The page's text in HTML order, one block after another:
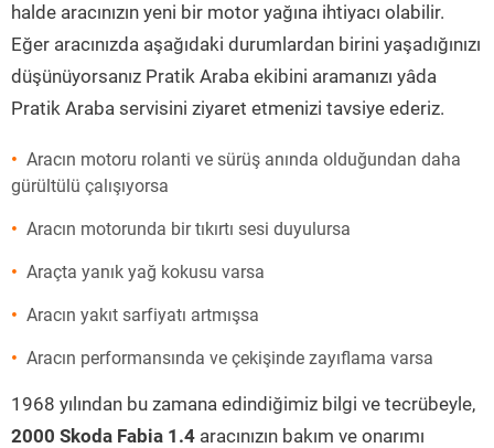
halde aracınızın yeni bir motor yağına ihtiyacı olabilir.
Eğer aracınızda aşağıdaki durumlardan birini yaşadığınızı
düşünüyorsanız Pratik Araba ekibini aramanızı yâda
Pratik Araba servisini ziyaret etmenizi tavsiye ederiz.
Aracın motoru rolanti ve sürüş anında olduğundan daha
gürültülü çalışıyorsa
Aracın motorunda bir tıkırtı sesi duyulursa
Araçta yanık yağ kokusu varsa
Aracın yakıt sarfiyatı artmışsa
Aracın performansında ve çekişinde zayıflama varsa
1968 yılından bu zamana edindiğimiz bilgi ve tecrübeyle,
2000 Skoda Fabia 1.4 aracınızın bakım ve onarımı